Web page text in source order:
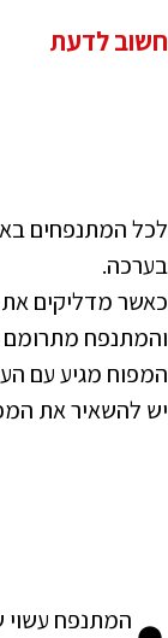
חשוב לדעת
לכל המתנפחים
בערכה.
כאשר מדליקים
והמתנפח
המפוח מגיע עם
יש להשאיר את